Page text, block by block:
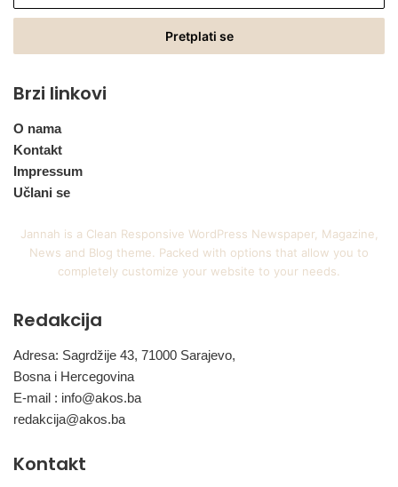
Email
Brzi linkovi
O nama
Kontakt
Impressum
Učlani se
Jannah is a Clean Responsive WordPress Newspaper, Magazine,
News and Blog theme. Packed with options that allow you to
completely customize your website to your needs.
Redakcija
Adresa: Sagrdžije 43, 71000 Sarajevo,
Bosna i Hercegovina
E-mail : info@akos.ba
redakcija@akos.ba
Kontakt